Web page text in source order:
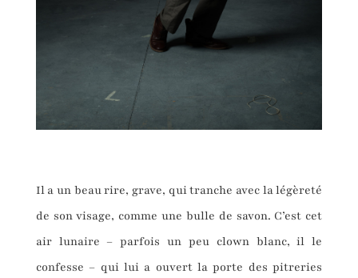
Il a un beau rire, grave, qui tranche avec la légèreté
de son visage, comme une bulle de savon. C’est cet
air lunaire – parfois un peu clown blanc, il le
confesse – qui lui a ouvert la porte des pitreries